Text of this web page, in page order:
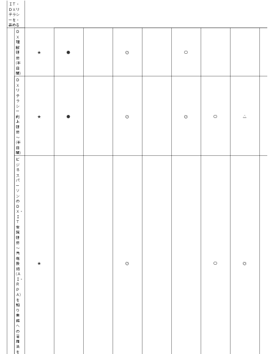
ＩＴ・
ＤＸリ
テラシ
ーを・
高める
Ｄ
Ｘ
理
解
研
修
(半
日
間)
★ ● ◎ ○
Ｄ
Ｘ
リ
テ
ラ
シ
ー
向
上
研
修
～
(半
日
間)
★ ● ◎ ◎ ○ △
ビ
ジ
ネ
ス
パ
ー
ソ
ン
の
Ｄ
Ｘ・
Ｉ
Ｔ
常
識
研
修
～
先
端
技
術
(Ａ
Ｉ・
Ｒ
Ｐ
Ａ)
を
知
り
業
務
へ
の
活
用
法
を
★ ◎ ○ ◎